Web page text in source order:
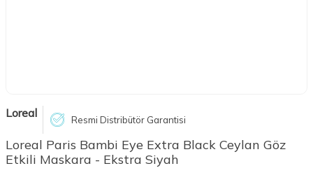
Loreal Resmi Distribütör Garantisi
Loreal Paris Bambi Eye Extra Black Ceylan Göz
Etkili Maskara - Ekstra Siyah